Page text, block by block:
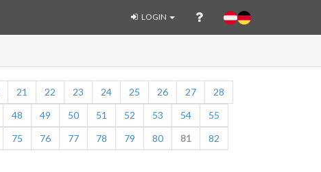
LOGIN
21 22 23 24 25 26 27
28
48 49 50 51 52 53 54
55
75 76 77 78 79 80 81
82